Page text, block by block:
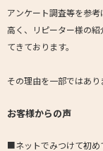
アンケート調査等を参
高く、リピーター様の
てきております。
その理由を一部ではあり
お客様からの声
■ネットでみつけて初め